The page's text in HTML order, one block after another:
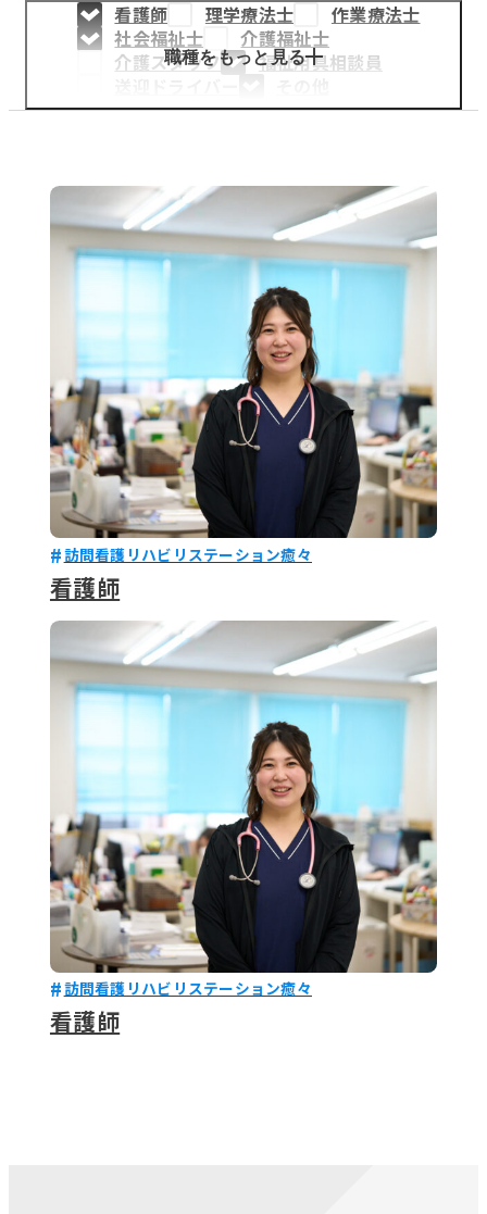
医療・介護事業
募集職種
お知らせ
看護師 理学療法士
作業療法士
社会福祉士
介護福祉士
介護スタッフ
福祉用具相談員
職種をもっと見る
訪問看護リハビリステーション癒々
看護師
訪問看護リハビリステーション癒々
看護師